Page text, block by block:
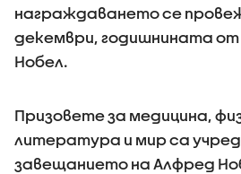
награждаването се
декември, годишнината
Нобел.
Призовете за медицина,
литература и мир са
завещанието на Алфред